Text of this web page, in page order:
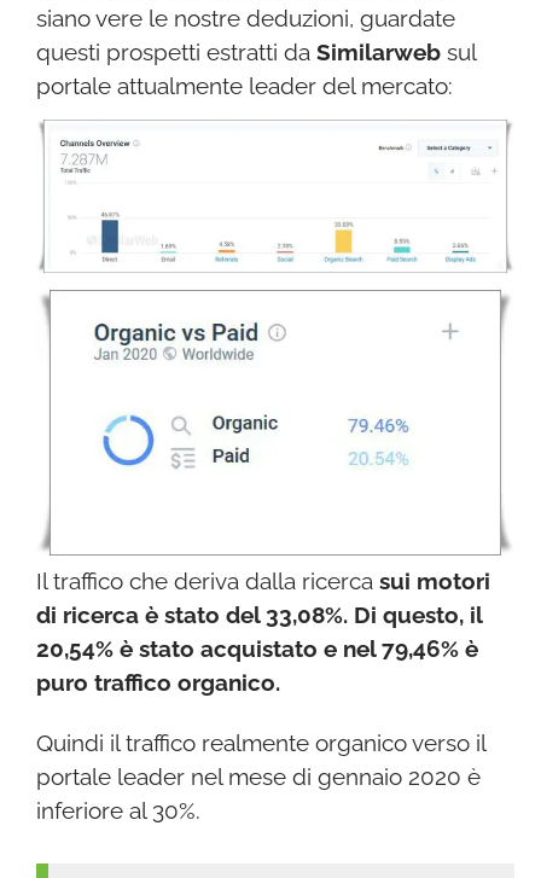
siano vere le nostre deduzioni, guardate
questi prospetti estratti daSimilarweb sul
portale attualmente leader del mercato:
Il traffico che deriva dalla ricerca sui motori
di ricerca è stato del 33,08%. Di questo, il
20,54% è stato acquistato e nel 79,46% è
puro traffico organico.
Quindi il traffico realmente organico verso il
portale leader nel mese di gennaio 2020 è
inferiore al 30%.